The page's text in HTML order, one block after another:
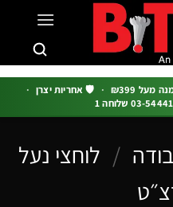
· 🛡️ אחריות יצרן ·
/
לוחצי נעל